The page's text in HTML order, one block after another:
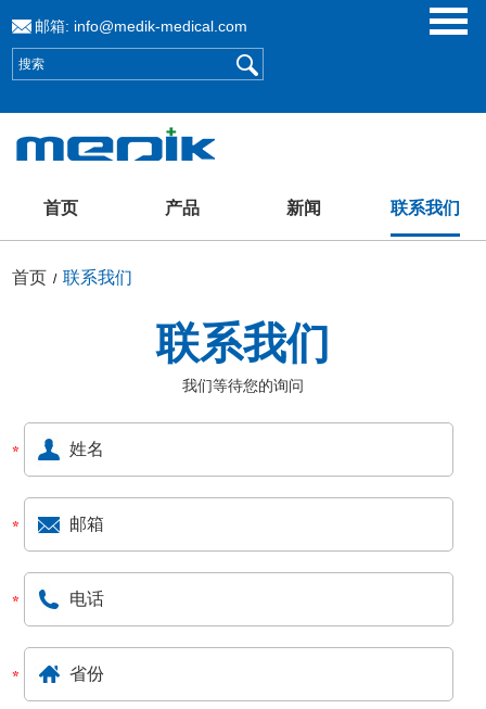
邮箱: info@medik-medical.com
首页 产品 新闻 联系我们
首页 /联系我们
联系我们
我们等待您的询问